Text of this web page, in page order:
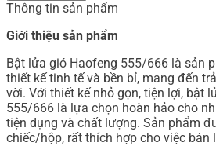
Thông tin sản phẩm
Giới thiệu sản phẩm
Bật lửa gió Haofeng 555/666 là sản
thiết kế tinh tế và bền bỉ, mang đến
vời. Với thiết kế nhỏ gọn, tiện lợi, bật
555/666 là lựa chọn hoàn hảo cho
tiện dụng và chất lượng. Sản phẩm
chiếc/hộp, rất thích hợp cho việc bán